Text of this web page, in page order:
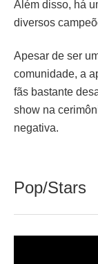
Além disso, há
diversos
Apesar de ser
comunidade, a
fãs bastante
show na
negativa.
Pop/Stars